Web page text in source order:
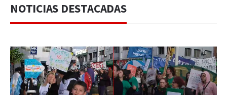
NOTICIAS DESTACADAS